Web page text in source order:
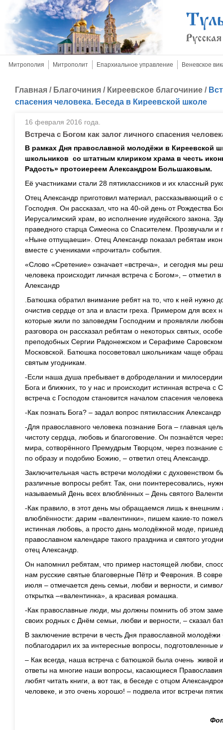
Митрополия Митрополит Епархиальное управление Веневское
Главная / Благочиния / Киреевское благочиние /
спасения человека. Беседа в Киреевской школе
16 февраля 2016 года.
Встреча с Богом как залог личного спасения
В рамках Дня православной молодёжи в Киреевской
школьников со штатным клириком храма в честь
Радость» протоиереем Александром Большаковым.
Её участниками стали 28 пятиклассников и их классный
Отец Александр приготовил материал, рассказывающий о
Господня. Он рассказал, что на 40-ой день от Рождества
Иерусалимский храм, во исполнение иудейского закона.
праведного старца Симеона со Спасителем. Прозвучали
«Ныне отпущаеши». Отец Александр показал ребятам
вместе с учениками «прочитал» события.
«Слово «Сретение» означает «встреча», и сегодня мы
человека происходит личная встреча с Богом», – отметил
Александр
.Батюшка обратил внимание ребят на то, что к ней нужно
очистив сердце от зла и власти греха. Примером для всех
которые жили по заповедям Господним и проявляли
разговора он рассказал ребятам о некоторых святых,
преподобных Сергии Радонежском и Серафиме
Московской. Батюшка посоветовал школьникам чаще
святым угодникам.
-Если наша душа пребывает в доброделании и
Бога и ближних, то у нас и происходит истинная встреча
встреча с Господом становится началом спасения
-Как познать Бога? – задал вопрос пятиклассник
-Для православного человека познание Бога – главная
чистоту сердца, любовь и благоговение. Он познаётся
мира, сотворённого Премудрым Творцом, через познание
по образу и подобию Божию, – ответил отец Александр.
Заключительная часть встречи молодёжи с духовенством
различные вопросы ребят. Так, они поинтересовались,
называемый День всех влюблённых – День святого
-Как правило, в этот день мы обращаемся лишь к внешним
влюблённости: дарим «валентинки», пишем какие-то
истинная любовь, а просто дань молодёжной моде,
православном календаре такого праздника и святого
отец Александр.
Он напомнил ребятам, что пример настоящей любви,
нам русские святые благоверные Пётр и Феврония. В
июля – отмечается день семьи, любви и верности, и
открытка –«валентинка», а красивая ромашка.
-Как православные люди, мы должны помнить об этом
своих родных с Днём семьи, любви и верности, – сказал
В заключение встречи в честь Дня православной
поблагодарил их за интересные вопросы, подготовленные
– Как всегда, наша встреча с батюшкой была очень живой
ответы на многие наши вопросы, касающиеся
любят читать книги, а вот так, в беседе с отцом
человеке, и это очень хорошо! – подвела итог встречи